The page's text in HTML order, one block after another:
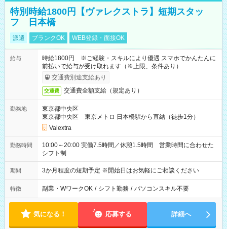
特別時給1800円【ヴァレクストラ】短期スタッ
フ 日本橋
派遣 ブランクOK WEB登録・面接OK
給与
時給1800円 ※ご経験・スキルにより優遇 スマホでかんたんに
前払いで給与が受け取れます（※上限、条件あり）
交通費別途支給あり
交通費 交通費全額支給（規定あり）
勤務地
東京都中央区
東京都中央区 東京メトロ 日本橋駅から直結（徒歩1分）
Valextra
勤務時間
10:00～20:00 実働7.5時間／休憩1.5時間 営業時間に合わせた
シフト制
期間 3か月程度の短期予定 ※開始日はお気軽にご相談ください
特徴 副業・WワークOK / シフト勤務 / パソコンスキル不要
気になる！ 応募する 詳細へ